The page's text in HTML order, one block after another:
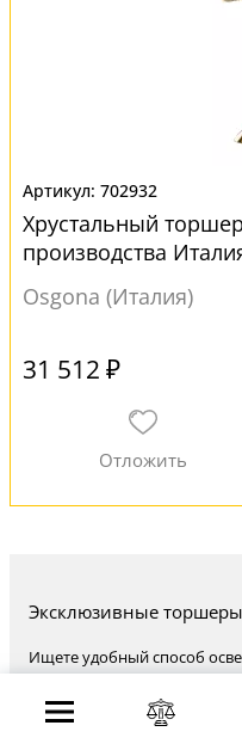
702932
Хрустальный
производства
Osgona (Италия)
31 512 ₽
Эксклюзивные
Ищете удобный способ
Напольный торшер
буквально за несколько
мобильность: передвиньте